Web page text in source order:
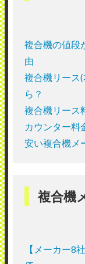
複合機の値段
由
複合機リース
ら？
複合機リース
カウンター料
安い複合機メ
複合機
【メーカー8